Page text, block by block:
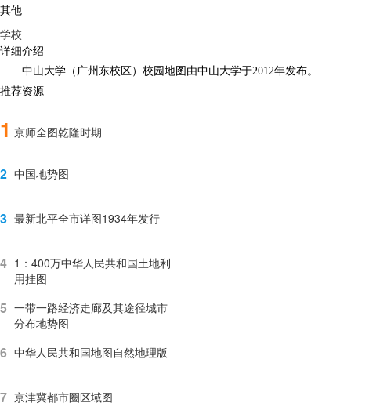
其他
学校
详细介绍
中山大学（广州东校区）校园地图由中山大学于2012年发布。
推荐资源
1 京师全图乾隆时期
2 中国地势图
3 最新北平全市详图1934年发行
4 1：400万中华人民共和国土地利
用挂图
5 一带一路经济走廊及其途径城市
分布地势图
6 中华人民共和国地图自然地理版
7 京津冀都市圈区域图